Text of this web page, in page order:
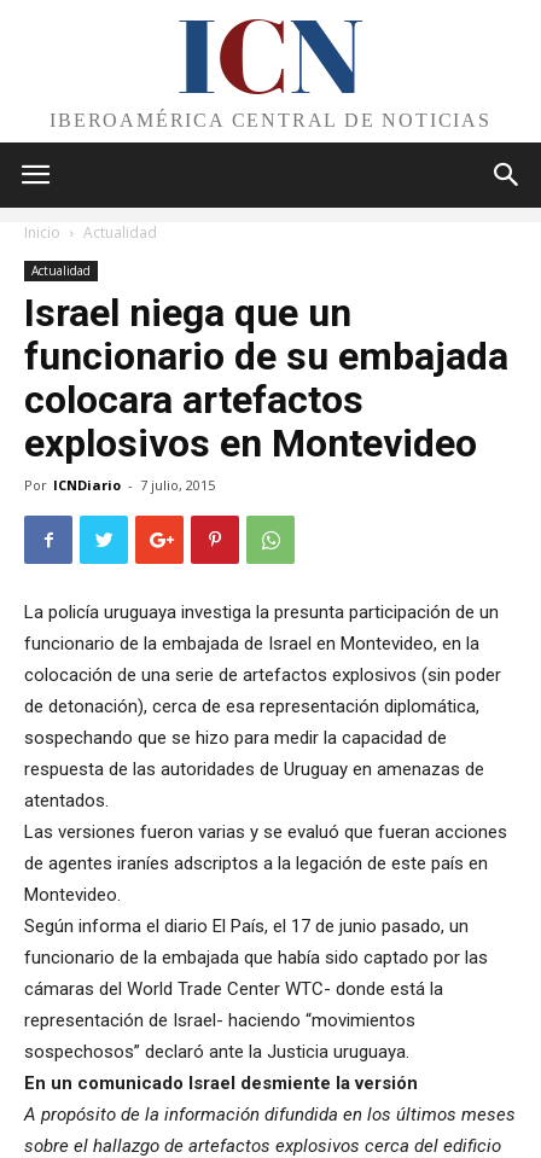
ICN
IBEROAMÉRICA CENTRAL DE NOTICIAS
Inicio Actualidad
Actualidad
Israel niega que un
funcionario de su embajada
colocara artefactos
explosivos en Montevideo
Por ICNDiario - 7 julio, 2015
La policía uruguaya investiga la presunta participación de un
funcionario de la embajada de Israel en Montevideo, en la
colocación de una serie de artefactos explosivos (sin poder
de detonación), cerca de esa representación diplomática,
sospechando que se hizo para medir la capacidad de
respuesta de las autoridades de Uruguay en amenazas de
atentados.
Las versiones fueron varias y se evaluó que fueran acciones
de agentes iraníes adscriptos a la legación de este país en
Montevideo.
Según informa el diario El País, el 17 de junio pasado, un
funcionario de la embajada que había sido captado por las
cámaras del World Trade Center WTC- donde está la
representación de Israel- haciendo “movimientos
sospechosos” declaró ante la Justicia uruguaya.
En un comunicado Israel desmiente la versión
A propósito de la información difundida en los últimos meses
sobre el hallazgo de artefactos explosivos cerca del edificio